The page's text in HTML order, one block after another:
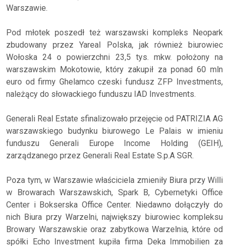
Warszawie.
Pod młotek poszedł też warszawski kompleks Neopark
zbudowany przez Yareal Polska, jak również biurowiec
Wołoska 24 o powierzchni 23,5 tys. mkw. położony na
warszawskim Mokotowie, który zakupił za ponad 60 mln
euro od firmy Ghelamco czeski fundusz ZFP Investments,
należący do słowackiego funduszu IAD Investments.
Generali Real Estate sfinalizowało przejęcie od PATRIZIA AG
warszawskiego budynku biurowego Le Palais w imieniu
funduszu Generali Europe Income Holding (GEIH),
zarządzanego przez Generali Real Estate S.p.A SGR.
Poza tym, w Warszawie właściciela zmieniły Biura przy Willi
w Browarach Warszawskich, Spark B, Cybernetyki Office
Center i Bokserska Office Center. Niedawno dołączyły do
nich Biura przy Warzelni, największy biurowiec kompleksu
Browary Warszawskie oraz zabytkowa Warzelnia, które od
spółki Echo Investment kupiła firma Deka Immobilien za